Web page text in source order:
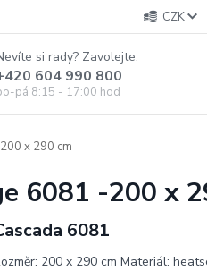
CZK
si rady? Zavolejte.
604 990 800
pá 8:15 - 17:00 hod
x 290 cm
6081 -200 x
6081
200 x 290 cm Materiál: